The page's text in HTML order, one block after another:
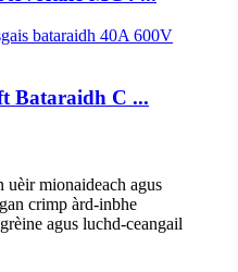
Bataraidh C ...